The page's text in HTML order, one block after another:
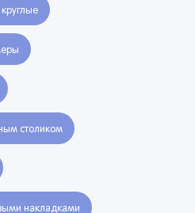
столиком
накладками